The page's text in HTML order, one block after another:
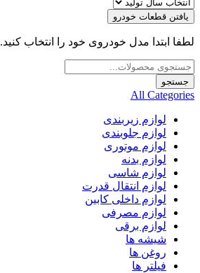
یافتن قطعات خودرو
لطفا ابتدا مدل خودروی خود را انتخاب کنید.
Products
search
جستجو
All Categories
لوازم زیربندی
لوازم جلوبندی
لوازم موتوری
لوازم بدنه
لوازم شاسی
لوازم انتقال قدرت
لوازم داخلی کابین
لوازم مصرفی
لوازم برقی
شیشه ها
روغن ها
فیلتر ها